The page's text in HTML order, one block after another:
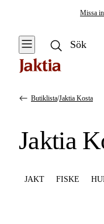
Missa
Butiklista/Jaktia Kosta
Jaktia
JAKT FISKE